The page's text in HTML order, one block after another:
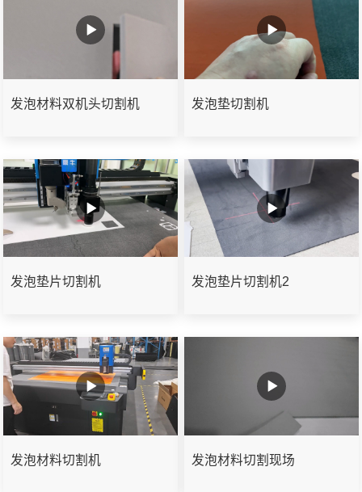
发泡材料双机头切割机 发泡垫切割机
发泡垫片切割机 发泡垫片切割机2
发泡材料切割机 发泡材料切割现场